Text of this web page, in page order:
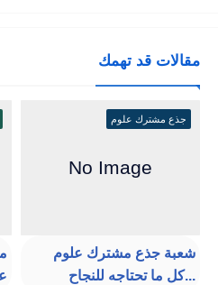
مقالات قد تهمك
جذع مشترك علوم
شعبة جذع مشترك علوم
...كل ما تحتاجه للنجاح